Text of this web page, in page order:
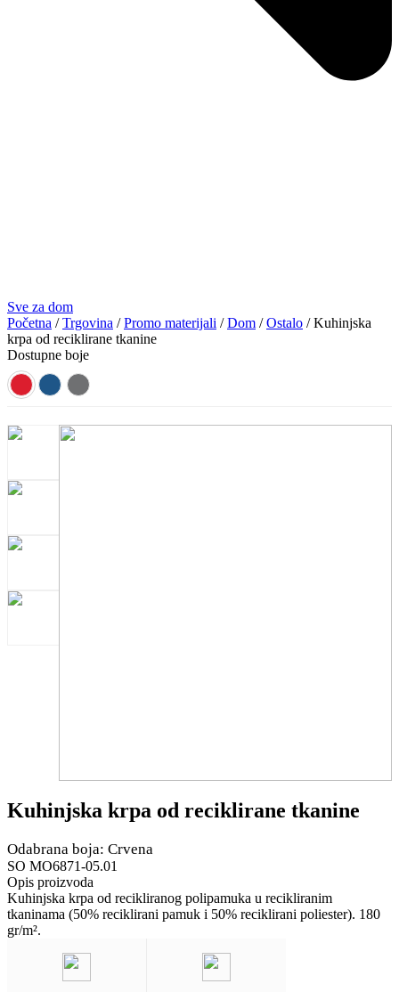
Sve za dom
Početna /Trgovina /Promo materijali /Dom /Ostalo / Kuhinjska
krpa od reciklirane tkanine
Dostupne boje
Kuhinjska krpa od reciklirane tkanine
Odabrana boja: Crvena
SO MO6871-05.01
Opis proizvoda
Kuhinjska krpa od recikliranog polipamuka u recikliranim
tkaninama (50% reciklirani pamuk i 50% reciklirani poliester). 180
gr/m².